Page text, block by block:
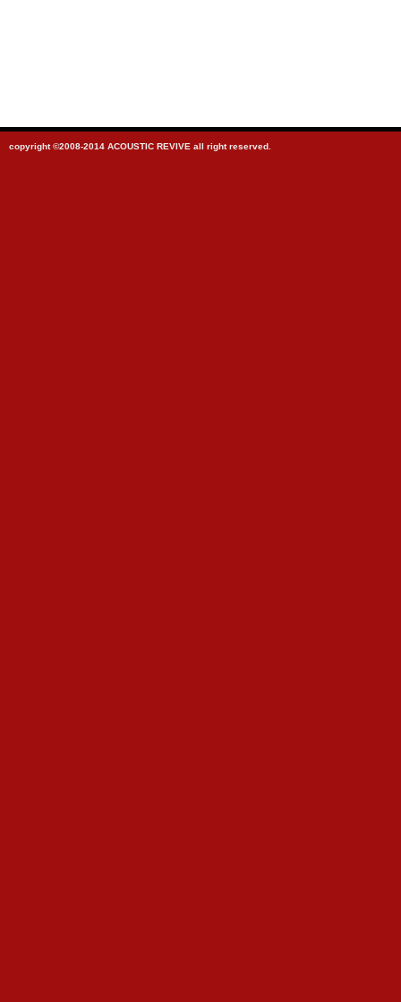
copyright ©2008-2014 ACOUSTIC REVIVE all right reserved.